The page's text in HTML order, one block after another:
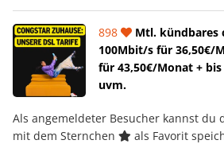
898
Mtl. kündbares
100Mbit/s für 36,50€/
für 43,50€/Monat +
uvm.
Als angemeldeter Besucher kannst du
mit dem Sternchen
als Favorit